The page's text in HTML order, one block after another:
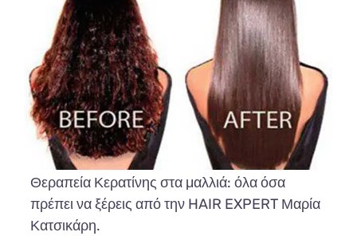
Θεραπεία Κερατίνης στα μαλλιά: όλα όσα
πρέπει να ξέρεις από την HAIR EXPERT Μαρία
Κατσικάρη.